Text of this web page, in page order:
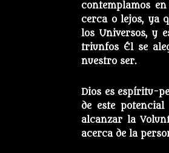
contemplamos
cerca o lejos, ya
los Universos, y
triunfos Él se
nuestro ser.
Dios es espíritu-
de este
alcanzar la
acerca de la